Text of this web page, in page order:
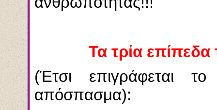
Τα τρία
(Έτσι επιγράφεται
απόσπασμα):